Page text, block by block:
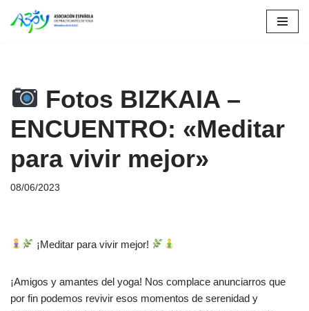
Saltar
Fotos BIZKAIA –
ENCUENTRO: «Meditar
para vivir mejor»
08/06/2023
¡Meditar para vivir mejor!
¡Amigos y amantes del yoga! Nos complace anunciarros que
por fin podemos revivir esos momentos de serenidad y